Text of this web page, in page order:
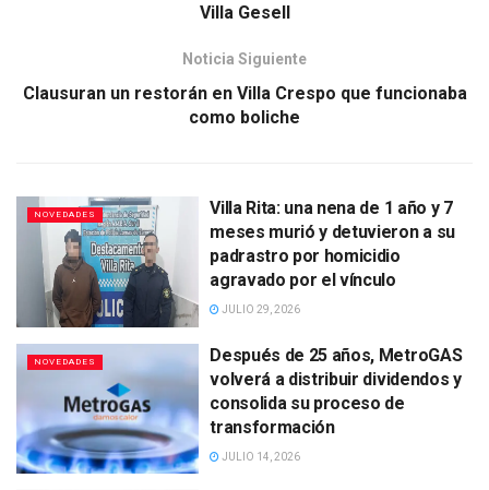
Villa Gesell
Noticia Siguiente
Clausuran un restorán en Villa Crespo que funcionaba
como boliche
NOVEDADES
Villa Rita: una nena de 1 año y 7
meses murió y detuvieron a su
padrastro por homicidio
agravado por el vínculo
JULIO 29, 2026
NOVEDADES
Después de 25 años, MetroGAS
volverá a distribuir dividendos y
consolida su proceso de
transformación
JULIO 14, 2026